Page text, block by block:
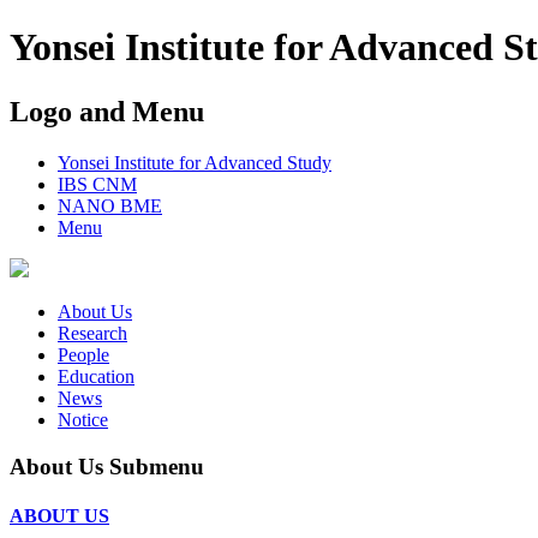
Yonsei Institute for Advanced
Logo and Menu
Yonsei Institute for Advanced Study
IBS CNM
NANO BME
Menu
About Us
Research
People
Education
News
Notice
About Us Submenu
ABOUT US